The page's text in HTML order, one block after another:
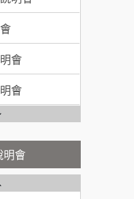
50萬~75萬
萬~300萬
新竹市
萬~400萬
台北市
會
會
藍咖啡加盟
說明會
明會
說明會
明會
加盟說明會
加盟說明會